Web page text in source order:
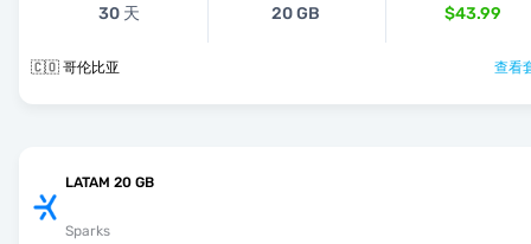
30 天 20 GB $43.99
🇨🇴 哥伦比亚 查看
LATAM 20 GB
Sparks